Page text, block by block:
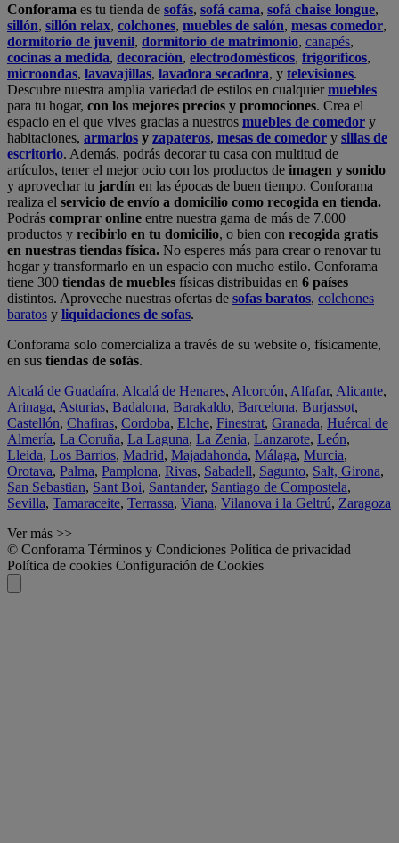
Conforama es tu tienda de sofás, sofá cama, sofá chaise longue,
sillón, sillón relax, colchones, muebles de salón, mesas comedor,
dormitorio de juvenil, dormitorio de matrimonio, canapés,
cocinas a medida, decoración, electrodomésticos, frigoríficos,
microondas, lavavajillas, lavadora secadora, y televisiones.
Descubre nuestra amplia variedad de estilos en cualquiermuebles
para tu hogar, con los mejores precios y promociones. Crea el
espacio en el que vives gracias a nuestros muebles de comedor y
habitaciones, armarios y zapateros, mesas de comedor y sillas de
escritorio. Además, podrás decorar tu casa con multitud de
artículos, tener el mejor ocio con los productos de imagen y sonido
y aprovechar tu jardín en las épocas de buen tiempo. Conforama
realiza el servicio de envío a domicilio como recogida en tienda.
Podrás comprar online entre nuestra gama de más de 7.000
productos y recibirlo en tu domicilio, o bien con recogida gratis
en nuestras tiendas física. No esperes más para crear o renovar tu
hogar y transformarlo en un espacio con mucho estilo. Conforama
tiene 300 tiendas de muebles físicas distribuidas en 6 países
distintos. Aproveche nuestras ofertas de sofas baratos, colchones
baratos y liquidaciones de sofas.
Conforama solo comercializa a través de su website o, físicamente,
en sus tiendas de sofás.
Alcalá de Guadaíra, Alcalá de Henares, Alcorcón, Alfafar, Alicante,
Arinaga, Asturias, Badalona, Barakaldo, Barcelona, Burjassot,
Castellón, Chafiras, Cordoba, Elche, Finestrat, Granada, Huércal de
Almería, La Coruña, La Laguna, La Zenia, Lanzarote, León,
Lleida, Los Barrios, Madrid, Majadahonda, Málaga, Murcia,
Orotava, Palma, Pamplona, Rivas, Sabadell, Sagunto, Salt, Girona,
San Sebastian, Sant Boi, Santander, Santiago de Compostela,
Sevilla, Tamaraceite, Terrassa, Viana, Vilanova i la Geltrú, Zaragoza
Ver más >>
© Conforama Términos y Condiciones Política de privacidad
Política de cookies Configuración de Cookies